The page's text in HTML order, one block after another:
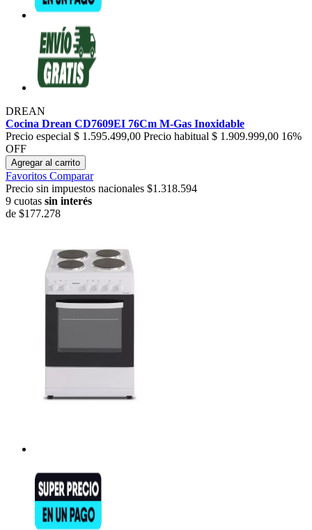
DREAN
Cocina Drean CD7609EI 76Cm M-Gas Inoxidable
Precio especial $ 1.595.499,00 Precio habitual $ 1.909.999,00 16%
OFF
Agregar al carrito
Favoritos Comparar
Precio sin impuestos nacionales $1.318.594
9 cuotas sin interés
de $177.278